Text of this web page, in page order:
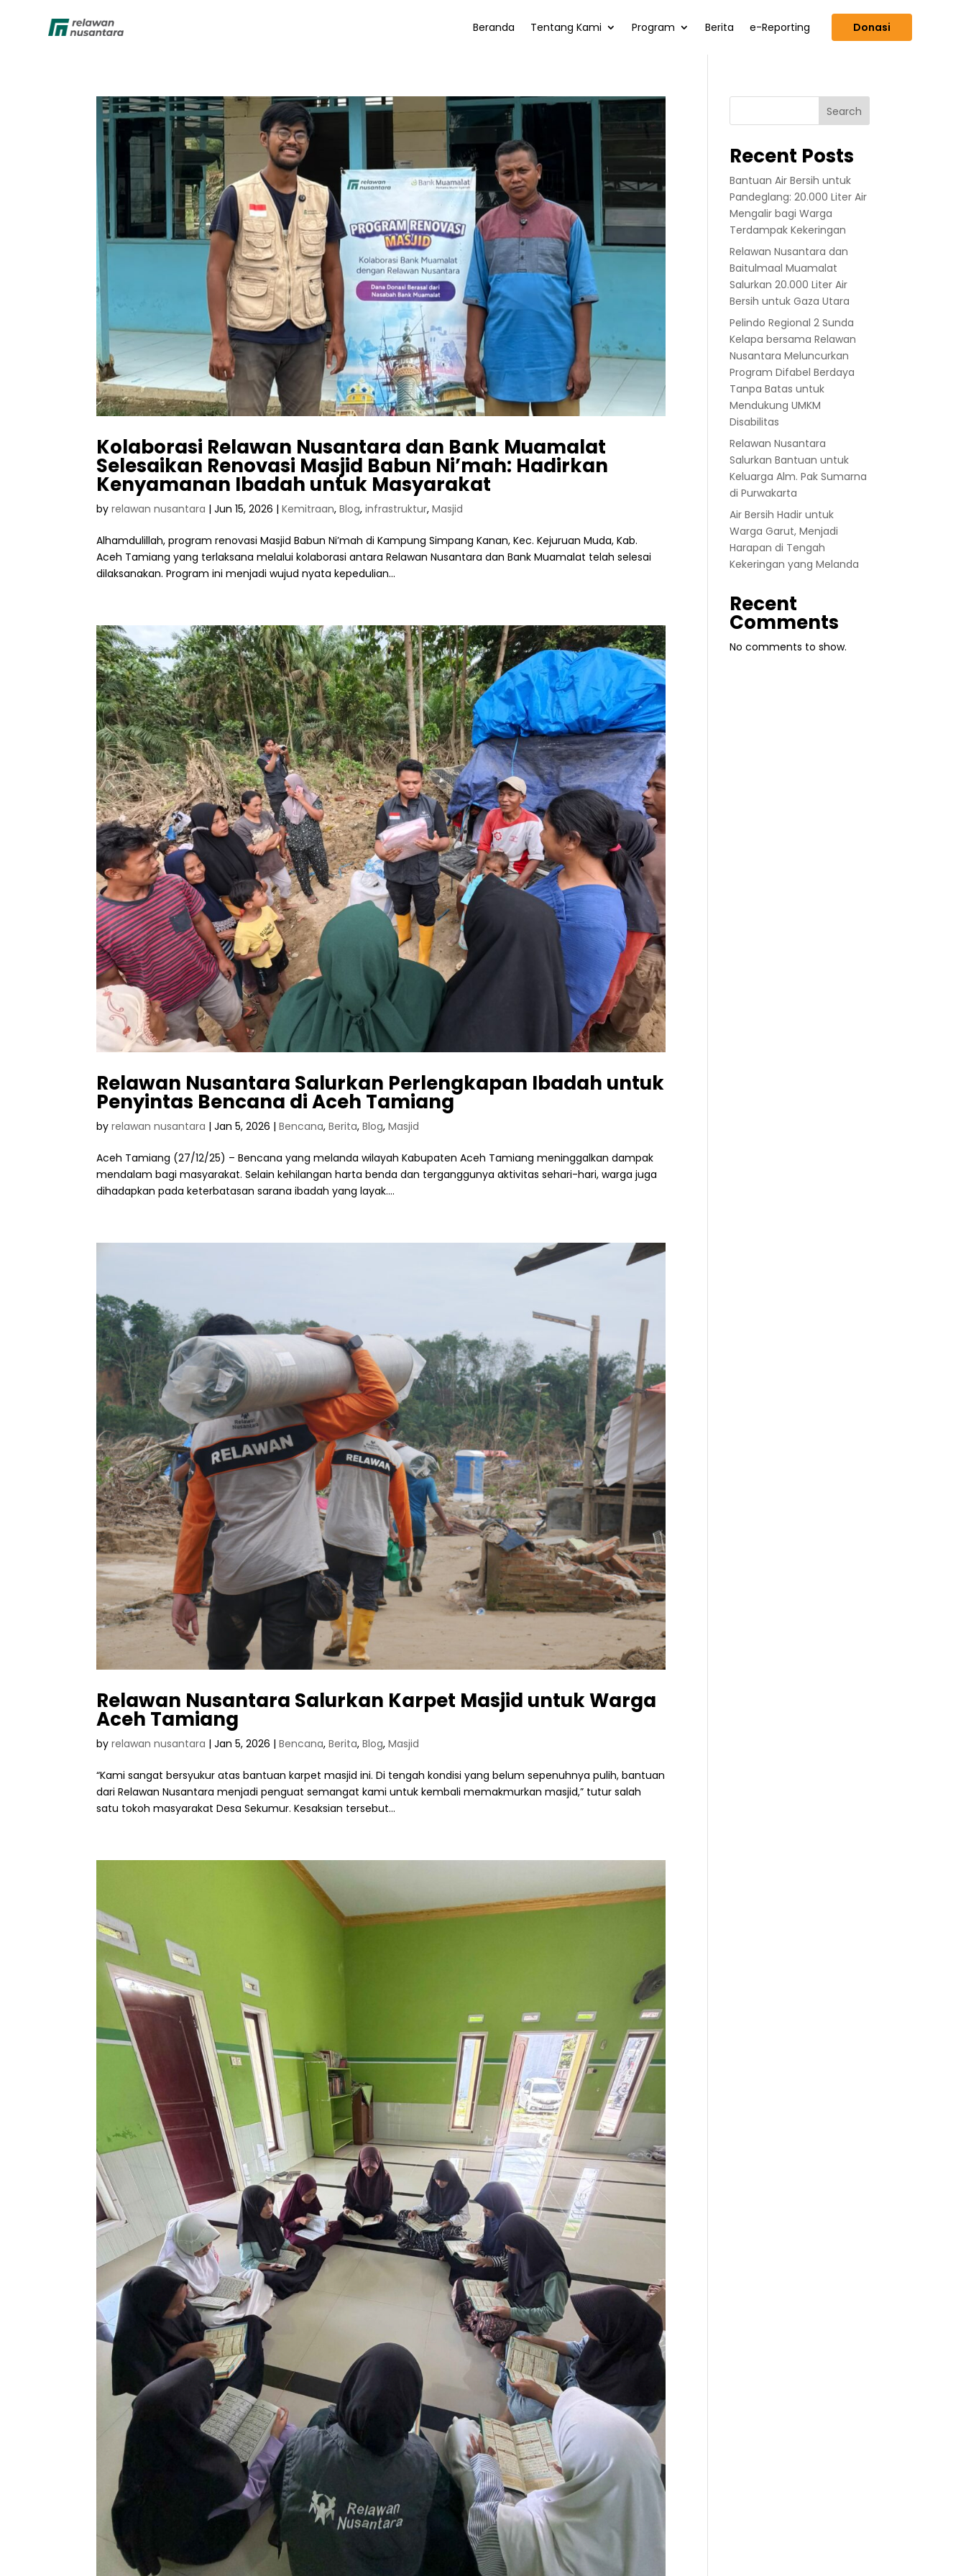
Beranda Tentang Kami Program Berita e-Reporting Donasi
Kolaborasi Relawan Nusantara dan Bank Muamalat
Selesaikan Renovasi Masjid Babun Ni’mah: Hadirkan
Kenyamanan Ibadah untuk Masyarakat
byrelawan nusantara |Jun 15, 2026 |Kemitraan,Blog,infrastruktur,Masjid
Alhamdulillah, program renovasi Masjid Babun Ni’mah di Kampung Simpang Kanan, Kec. Kejuruan Muda, Kab.
Aceh Tamiang yang terlaksana melalui kolaborasi antara Relawan Nusantara dan Bank Muamalat telah selesai
dilaksanakan. Program ini menjadi wujud nyata kepedulian...
Relawan Nusantara Salurkan Perlengkapan Ibadah untuk
Penyintas Bencana di Aceh Tamiang
byrelawan nusantara |Jan 5, 2026 |Bencana,Berita,Blog,Masjid
Aceh Tamiang (27/12/25) – Bencana yang melanda wilayah Kabupaten Aceh Tamiang meninggalkan dampak
mendalam bagi masyarakat. Selain kehilangan harta benda dan terganggunya aktivitas sehari-hari, warga juga
dihadapkan pada keterbatasan sarana ibadah yang layak....
Relawan Nusantara Salurkan Karpet Masjid untuk Warga
Aceh Tamiang
byrelawan nusantara |Jan 5, 2026 |Bencana,Berita,Blog,Masjid
“Kami sangat bersyukur atas bantuan karpet masjid ini. Di tengah kondisi yang belum sepenuhnya pulih, bantuan
dari Relawan Nusantara menjadi penguat semangat kami untuk kembali memakmurkan masjid,” tutur salah
satu tokoh masyarakat Desa Sekumur. Kesaksian tersebut...
Search
Recent Posts
Bantuan Air Bersih untuk
Pandeglang: 20.000 Liter Air
Mengalir bagi Warga
Terdampak Kekeringan
Relawan Nusantara dan
Baitulmaal Muamalat
Salurkan 20.000 Liter Air
Bersih untuk Gaza Utara
Pelindo Regional 2 Sunda
Kelapa bersama Relawan
Nusantara Meluncurkan
Program Difabel Berdaya
Tanpa Batas untuk
Mendukung UMKM
Disabilitas
Relawan Nusantara
Salurkan Bantuan untuk
Keluarga Alm. Pak Sumarna
di Purwakarta
Air Bersih Hadir untuk
Warga Garut, Menjadi
Harapan di Tengah
Kekeringan yang Melanda
Recent
Comments
No comments to show.